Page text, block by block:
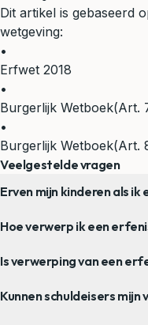
Dit artikel is gebaseerd
wetgeving:
•
Erfwet 2018
•
Burgerlijk Wetboek(Art.
•
Burgerlijk Wetboek(Art.
Veelgestelde vragen
Erven mijn kinderen als
Hoe verwerp ik een
Is verwerping van een
Kunnen schuldeisers